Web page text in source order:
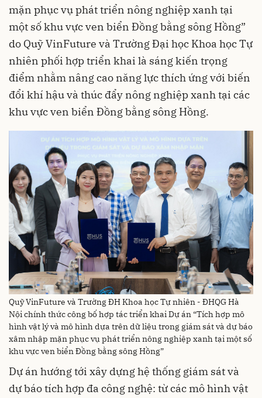
mặn phục vụ phát triển nông nghiệp xanh tại
một số khu vực ven biển Đồng bằng sông Hồng”
do Quỹ VinFuture và Trường Đại học Khoa học Tự
nhiên phối hợp triển khai là sáng kiến trọng
điểm nhằm nâng cao năng lực thích ứng với biến
đổi khí hậu và thúc đẩy nông nghiệp xanh tại các
khu vực ven biển Đồng bằng sông Hồng.
Quỹ VinFuture và Trường ĐH Khoa học Tự nhiên - ĐHQG Hà
Nội chính thức công bố hợp tác triển khai Dự án “Tích hợp mô
hình vật lý và mô hình dựa trên dữ liệu trong giám sát và dự báo
xâm nhập mặn phục vụ phát triển nông nghiệp xanh tại một số
khu vực ven biển Đồng bằng sông Hồng”
Dự án hướng tới xây dựng hệ thống giám sát và
dự báo tích hợp đa công nghệ: từ các mô hình vật